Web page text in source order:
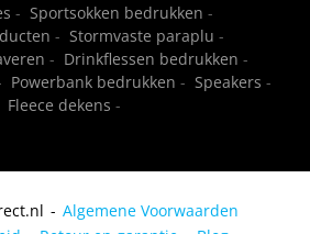
- Sportsokken bedrukken -
- Stormvaste paraplu -
- Drinkflessen bedrukken -
Powerbank bedrukken - Speakers -
Fleece dekens -
Algemene Voorwaarden